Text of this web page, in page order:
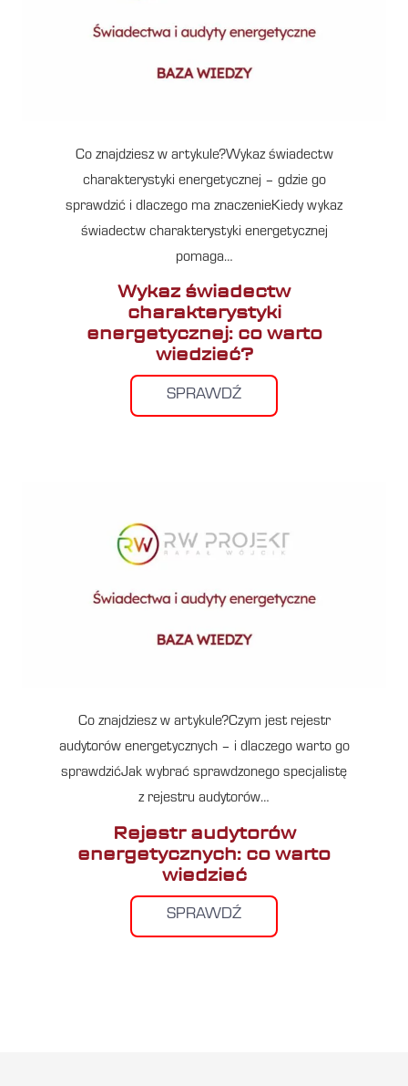
Co znajdziesz w artykule?Wykaz świadectw
charakterystyki energetycznej – gdzie go
sprawdzić i dlaczego ma znaczenieKiedy wykaz
świadectw charakterystyki energetycznej
pomaga…
Wykaz świadectw
charakterystyki
energetycznej: co warto
wiedzieć?
SPRAWDŹ
Co znajdziesz w artykule?Czym jest rejestr
audytorów energetycznych – i dlaczego warto go
sprawdzićJak wybrać sprawdzonego specjalistę
z rejestru audytorów…
Rejestr audytorów
energetycznych: co warto
wiedzieć
SPRAWDŹ